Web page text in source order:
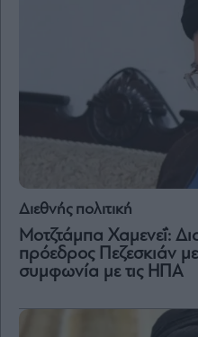
Διεθνής πολιτική
Μοτζτάμπα Χαμενεΐ:
πρόεδρος Πεζεσκιάν
συμφωνία με τις ΗΠΑ